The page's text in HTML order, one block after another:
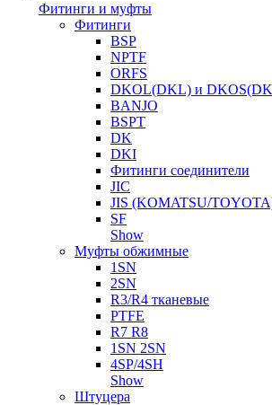
Фитинги и муфты
Фитинги
BSP
NPTF
ORFS
DKOL(DKL) и
BANJO
BSPT
DK
DKI
Фитинги соединители
JIC
JIS (KOMATSU/
SF
Show
Муфты обжимные
1SN
2SN
R3/R4 тканевые
PTFE
R7 R8
1SN 2SN
4SP/4SH
Show
Штуцера